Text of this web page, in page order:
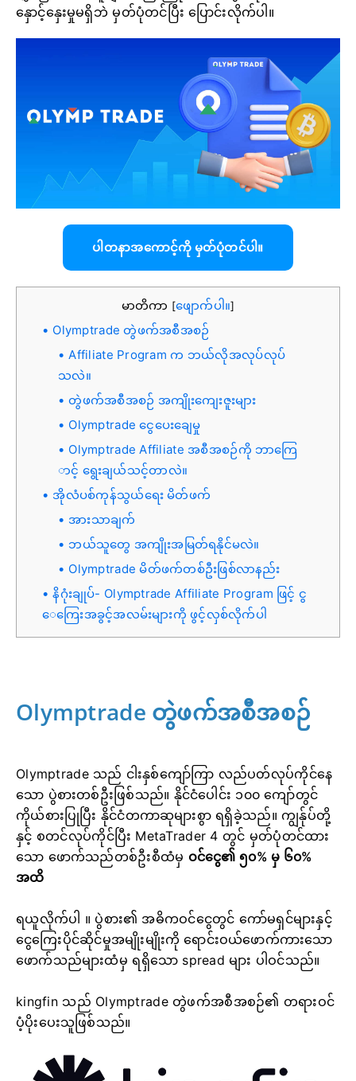
နှောင့်နှေးမှုမရှိဘဲ မှတ်ပုံတင်ပြီး ပြောင်းလိုက်ပါ။
ပါတနာအကောင့်ကို မှတ်ပုံတင်ပါ။
မာတိကာ [ဖျောက်ပါ။]
Olymptrade တွဲဖက်အစီအစဉ်
Affiliate Program က ဘယ်လိုအလုပ်လုပ်
သလဲ။
တွဲဖက်အစီအစဉ် အကျိုးကျေးဇူးများ
Olymptrade ငွေပေးချေမှု
Olymptrade Affiliate အစီအစဉ်ကို ဘာကြေ
ာင့် ရွေးချယ်သင့်တာလဲ။
အိုလံပစ်ကုန်သွယ်ရေး မိတ်ဖက်
အားသာချက်
ဘယ်သူတွေ အကျိုးအမြတ်ရနိုင်မလဲ။
Olymptrade မိတ်ဖက်တစ်ဦးဖြစ်လာနည်း
နိဂုံးချုပ်- Olymptrade Affiliate Program ဖြင့် ငွ
ေကြေးအခွင့်အလမ်းများကို ဖွင့်လှစ်လိုက်ပါ
Olymptrade တွဲဖက်အစီအစဉ်
Olymptrade သည် ငါးနှစ်ကျော်ကြာ လည်ပတ်လုပ်ကိုင်နေ
သော ပွဲစားတစ်ဦးဖြစ်သည်။ နိုင်ငံပေါင်း ၁၀၀ ကျော်တွင်
ကိုယ်စားပြုပြီး နိုင်ငံတကာဆုများစွာ ရရှိခဲ့သည်။ ကျွန်ုပ်တို့
နှင့် စတင်လုပ်ကိုင်ပြီး MetaTrader 4 တွင် မှတ်ပုံတင်ထား
သော ဖောက်သည်တစ်ဦးစီထံမှ ဝင်ငွေ၏ ၅၀% မှ ၆၀%
အထိ
ရယူလိုက်ပါ ။ ပွဲစား၏ အဓိကဝင်ငွေတွင် ကော်မရှင်များနှင့်
ငွေကြေးပိုင်ဆိုင်မှုအမျိုးမျိုးကို ရောင်းဝယ်ဖောက်ကားသော
ဖောက်သည်များထံမှ ရရှိသော spread များ ပါဝင်သည်။
kingfin သည် Olymptrade တွဲဖက်အစီအစဉ်၏ တရားဝင်
ပံ့ပိုးပေးသူဖြစ်သည်။